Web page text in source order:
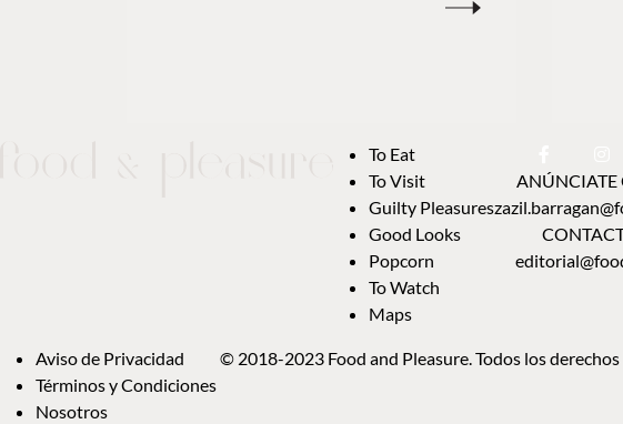
To Eat
To Visit
Guilty Pleasures
Good Looks
Popcorn
To Watch
Maps
ANÚNCIATE
Aviso de Privacidad
Términos y Condiciones
Nosotros
© 2018-2023 Food and Pleasure. Todos los